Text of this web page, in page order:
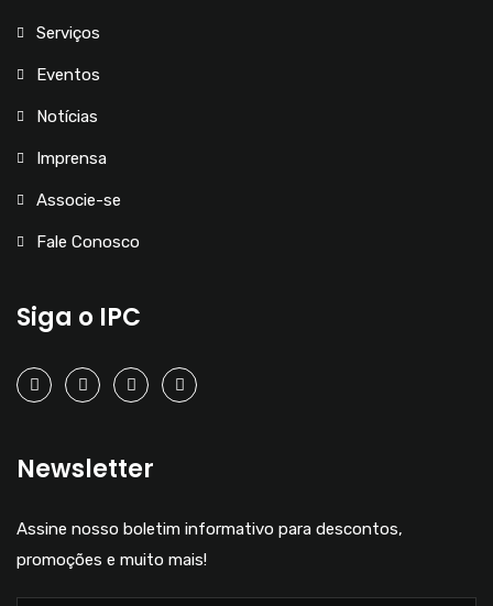
Serviços
Eventos
Notícias
Imprensa
Associe-se
Fale Conosco
Siga o IPC
Newsletter
Assine nosso boletim informativo para descontos,
promoções e muito mais!